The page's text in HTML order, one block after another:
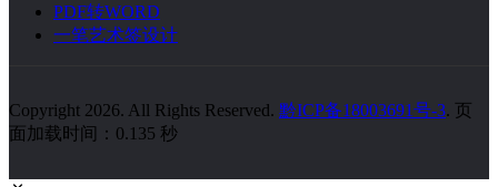
PDF转WORD
一笔艺术签设计
Copyright 2026. All Rights Reserved. 黔ICP备18003691号-3. 页
面加载时间：0.135 秒